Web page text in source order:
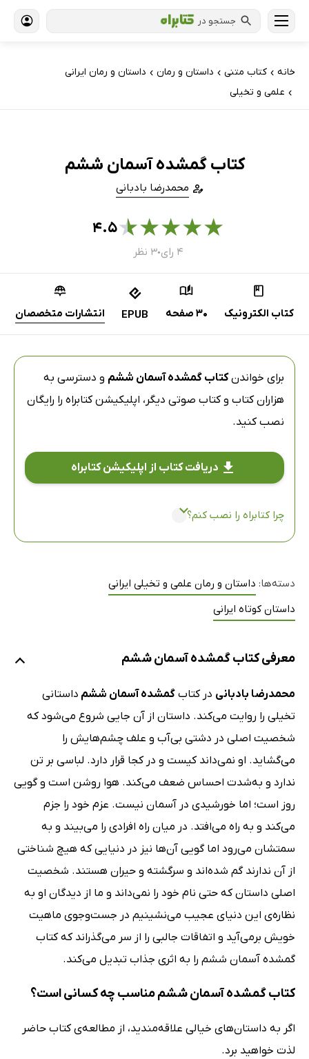
جستجو در
خانه › کتاب‌ متنی › داستان و رمان › داستان و رمان ایرانی
› علمی و تخیلی
کتاب گمشده آسمان ششم
محمدرضا بادبانی
★
★
★
★
★۴.۵
۴ رای ●۳ نظر
کتاب الکترونیک 30 صفحه EPUB انتشارات متخصصان
برای خواندنکتاب گمشده آسمان ششم و دسترسی به
هزاران کتاب و کتاب صوتی دیگر، اپلیکیشن کتابراه را رایگان
نصب کنید.
دریافت کتاب از اپلیکیشن کتابراه
چرا کتابراه را نصب کنم؟
دسته‌ها: داستان و رمان علمی و تخیلی ایرانی
داستان کوتاه ایرانی
معرفی کتاب گمشده آسمان ششم
محمدرضا بادبانی در کتاب گمشده آسمان ششم داستانی
تخیلی را روایت می‌کند. داستان از آن جایی شروع می‌شود که
شخصیت اصلی در دشتی بی‌آب و علف چشم‌هایش را
می‌گشاید. او نمی‌داند کیست و در کجا قرار دارد. لباسی بر تن
ندارد و به‌شدت احساس ضعف می‌کند. هوا روشن است و گویی
روز است؛ اما خورشیدی در آسمان نیست. عزم خود را جزم
می‌کند و به راه می‌افتد. در میان راه افرادی را می‌بیند و به
سمتشان می‌رود اما گویی آن‌ها نیز در دنیایی که هیچ شناختی
از آن ندارند گم شده‌اند و سرگشته و حیران هستند. شخصیت
اصلی داستان که حتی نام خود را نمی‌داند و ما از دیدگان او به
نظاره‌ی این دنیای عجیب می‌نشینیم در جست‌وجوی ماهیت
خویش برمی‌آید و اتفاقات جالبی را از سر می‌گذراند که کتاب
گمشده آسمان ششم را به اثری جذاب تبدیل می‌کند.
کتاب گمشده آسمان ششم مناسب چه کسانی است؟
اگر به داستان‌های خیالی علاقه‌مندید، از مطالعه‌ی کتاب حاضر
لذت خواهید برد.